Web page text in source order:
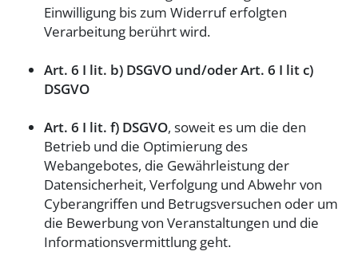
Einwilligung bis zum Widerruf erfolgten
Verarbeitung berührt wird.
Art. 6 I lit. b) DSGVO und/oder Art. 6 I lit c)
DSGVO
Art. 6 I lit. f) DSGVO, soweit es um die den
Betrieb und die Optimierung des
Webangebotes, die Gewährleistung der
Datensicherheit, Verfolgung und Abwehr von
Cyberangriffen und Betrugsversuchen oder um
die Bewerbung von Veranstaltungen und die
Informationsvermittlung geht.